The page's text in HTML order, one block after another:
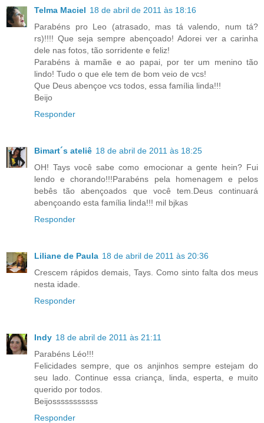
Telma Maciel 18 de abril de 2011 às 18:16
Parabéns pro Leo (atrasado, mas tá valendo, num tá?
rs)!!!! Que seja sempre abençoado! Adorei ver a carinha
dele nas fotos, tão sorridente e feliz!
Parabéns à mamãe e ao papai, por ter um menino tão
lindo! Tudo o que ele tem de bom veio de vcs!
Que Deus abençoe vcs todos, essa família linda!!!
Beijo
Responder
Bimart´s ateliê 18 de abril de 2011 às 18:25
OH! Tays você sabe como emocionar a gente hein? Fui
lendo e chorando!!!Parabéns pela homenagem e pelos
bebês tão abençoados que você tem.Deus continuará
abençoando esta família linda!!! mil bjkas
Responder
Liliane de Paula 18 de abril de 2011 às 20:36
Crescem rápidos demais, Tays. Como sinto falta dos meus
nesta idade.
Responder
Indy 18 de abril de 2011 às 21:11
Parabéns Léo!!!
Felicidades sempre, que os anjinhos sempre estejam do
seu lado. Continue essa criança, linda, esperta, e muito
querido por todos.
Beijosssssssssss
Responder